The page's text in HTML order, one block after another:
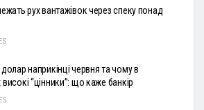
рух вантажівок через спеку понад
наприкінці червня та чому в
“цінники”: що каже банкір